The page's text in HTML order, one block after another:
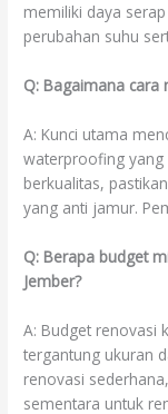
memiliki daya
perubahan suhu
Q: Bagaimana
A: Kunci utama
waterproofing yang
berkualitas,
yang anti jamur.
Q: Berapa budget
Jember?
A: Budget renovasi
tergantung ukuran
renovasi
sementara untuk